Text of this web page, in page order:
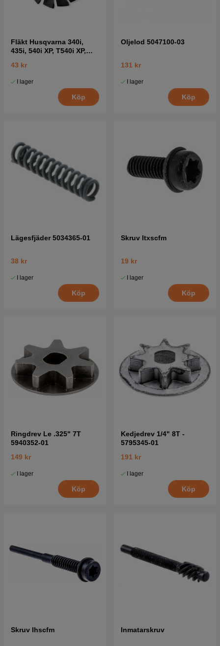
Fläkt Husqvarna 340i,
435i, 540i XP, T540i XP,
43 kr
I lager
Köp
Oljelod 5047100-03
131 kr
I lager
Köp
Lägesfjäder 5034365-01
38 kr
I lager
Köp
Skruv Itxscfm
19 kr
I lager
Köp
Ringdrev Le .325" 7T
5940352-01
149 kr
I lager
Köp
Kedjedrev 1/4" 8T -
5795345-01
191 kr
I lager
Köp
Skruv Ihscfm Inmatarskruv